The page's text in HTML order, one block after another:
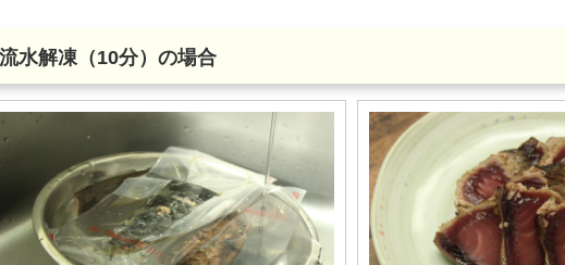
流水解凍（10分）の場合